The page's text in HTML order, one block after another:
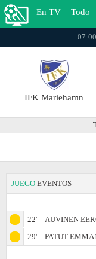
En TV | Todo |
IFK Mariehamn
JUEGO EVENTOS
22'
AUVINEN
29'
PATUT